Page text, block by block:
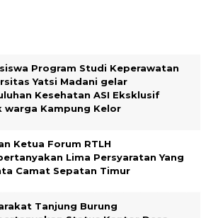
Program Studi Keperawatan
Yatsi Madani gelar
Kesehatan ASI Eksklusif
warga Kampung ‎Kelor
Ketua Forum RTLH
Lima Persyaratan Yang
Camat Sepatan Timur
Tanjung Burung